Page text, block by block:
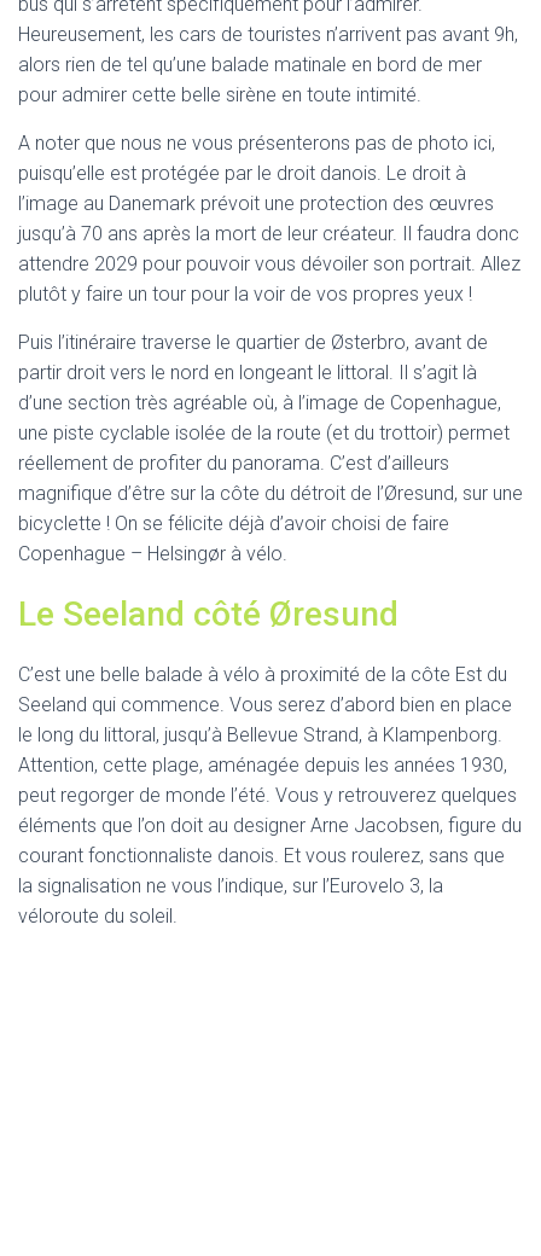
Heureusement, les cars de touristes n’arrivent pas avant 9h,
alors rien de tel qu’une balade matinale en bord de mer
pour admirer cette belle sirène en toute intimité.
A noter que nous ne vous présenterons pas de photo ici,
puisqu’elle est protégée par le droit danois. Le droit à
l’image au Danemark prévoit une protection des œuvres
jusqu’à 70 ans après la mort de leur créateur. Il faudra donc
attendre 2029 pour pouvoir vous dévoiler son portrait. Allez
plutôt y faire un tour pour la voir de vos propres yeux !
Puis l’itinéraire traverse le quartier de Østerbro, avant de
partir droit vers le nord en longeant le littoral. Il s’agit là
d’une section très agréable où, à l’image de Copenhague,
une piste cyclable isolée de la route (et du trottoir) permet
réellement de profiter du panorama. C’est d’ailleurs
magnifique d’être sur la côte du détroit de l’Øresund, sur une
bicyclette ! On se félicite déjà d’avoir choisi de faire
Copenhague – Helsingør à vélo.
Le Seeland côté Øresund
C’est une belle balade à vélo à proximité de la côte Est du
Seeland qui commence. Vous serez d’abord bien en place
le long du littoral, jusqu’à Bellevue Strand, à Klampenborg.
Attention, cette plage, aménagée depuis les années 1930,
peut regorger de monde l’été. Vous y retrouverez quelques
éléments que l’on doit au designer Arne Jacobsen, figure du
courant fonctionnaliste danois. Et vous roulerez, sans que
la signalisation ne vous l’indique, sur l’Eurovelo 3, la
véloroute du soleil.